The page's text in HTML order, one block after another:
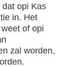
opi Kas
in. Het
of opi
zal worden,